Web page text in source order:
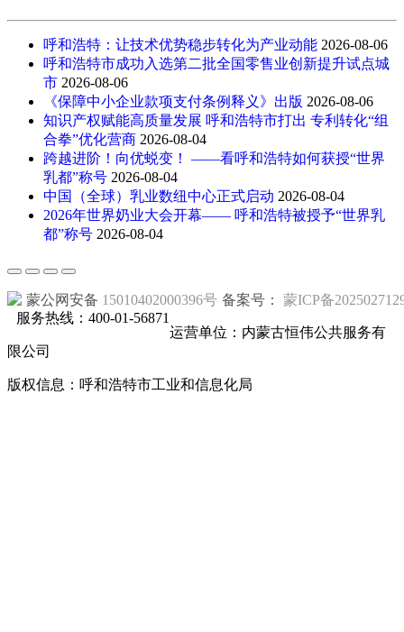
呼和浩特：让技术优势稳步转化为产业动能 2026-08-06
呼和浩特市成功入选第二批全国零售业创新提升试点城
市 2026-08-06
《保障中小企业款项支付条例释义》出版 2026-08-06
知识产权赋能高质量发展 呼和浩特市打出 专利转化“组
合拳”优化营商 2026-08-04
跨越进阶！向优蜕变！ ——看呼和浩特如何获授“世界
乳都”称号 2026-08-04
中国（全球）乳业数纽中心正式启动 2026-08-04
2026年世界奶业大会开幕—— 呼和浩特被授予“世界乳
都”称号 2026-08-04
蒙公网安备 15010402000396号 备案号：
蒙ICP备
服务热线：400-01-56871
运营单位：内蒙古恒伟公共服务有
限公司
版权信息：呼和浩特市工业和信息化局